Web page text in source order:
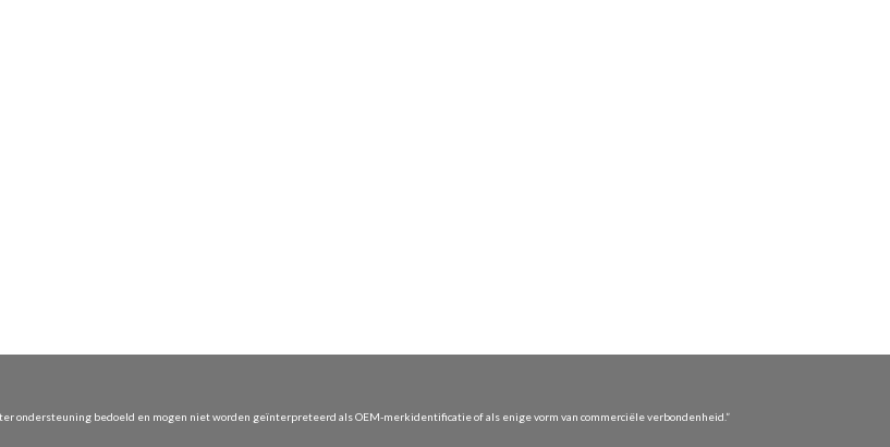
ondersteuning bedoeld en mogen niet worden geïnterpreteerd als OEM-merkidentificatie of als enige vorm van commerciële verbondenheid.”